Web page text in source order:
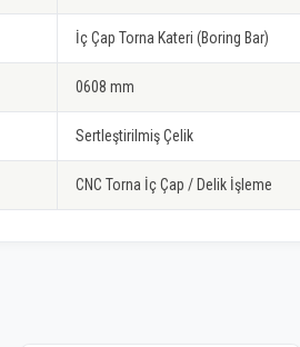
İç Çap Torna Kateri (Boring Bar)
0608 mm
Sertleştirilmiş Çelik
CNC Torna İç Çap / Delik İşleme